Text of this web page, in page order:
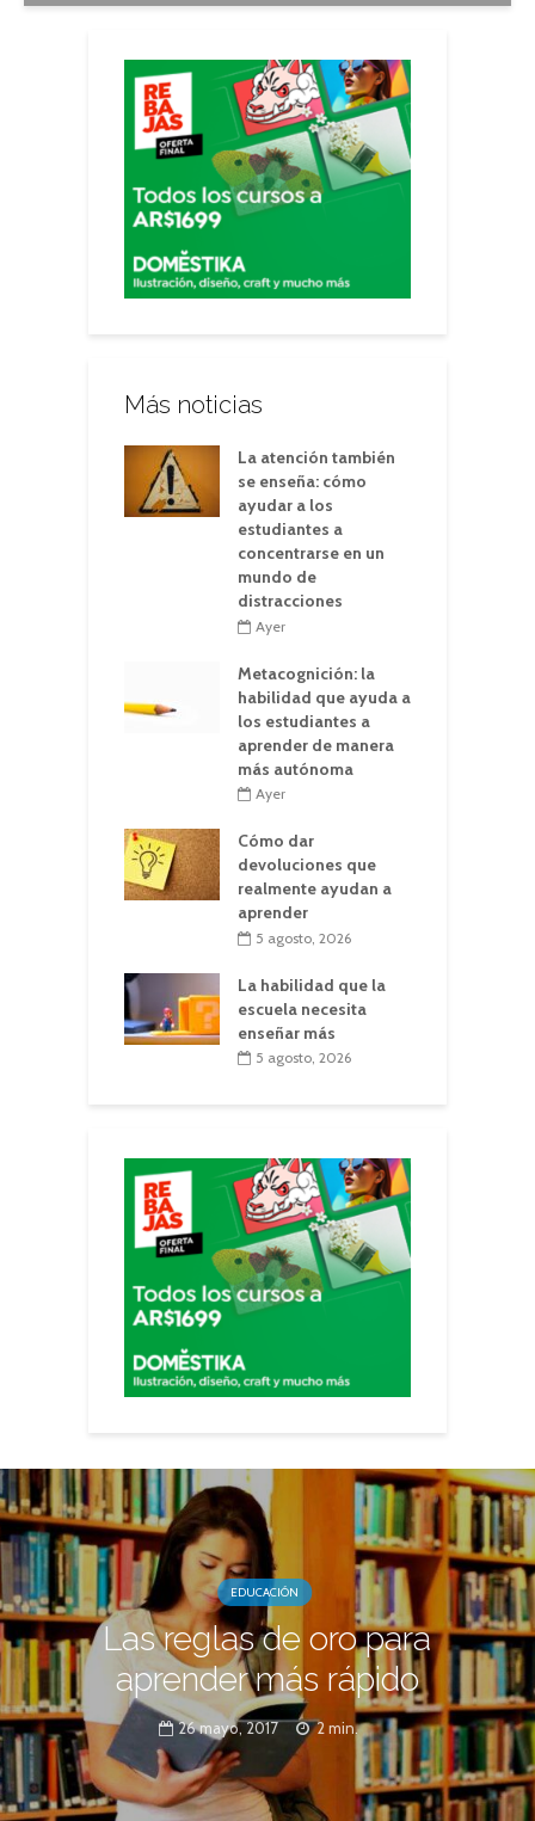
Más noticias
La atención también
se enseña: cómo
ayudar a los
estudiantes a
concentrarse en un
mundo de
distracciones
Ayer
Metacognición: la
habilidad que ayuda a
los estudiantes a
aprender de manera
más autónoma
Ayer
Cómo dar
devoluciones que
realmente ayudan a
aprender
5 agosto, 2026
La habilidad que la
escuela necesita
enseñar más
5 agosto, 2026
EDUCACIÓN
Las reglas de oro para
aprender más rápido
26 mayo, 2017 2 min.